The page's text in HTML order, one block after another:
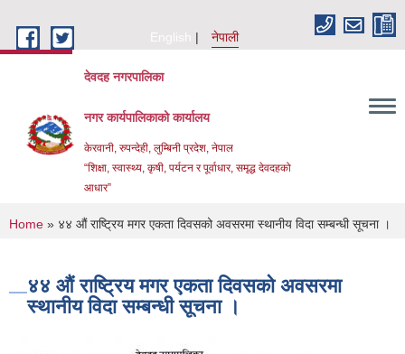
English
नेपाली
देवदह नगरपालिका
नगर कार्यपालिकाको कार्यालय
केरवानी, रुपन्देही, लुम्बिनी प्रदेश, नेपाल
“शिक्षा, स्वास्थ्य, कृषी, पर्यटन र पूर्वाधार, समृद्ध देवदहको
आधार”
You are here
Home » ४४‍ औं राष्ट्रिय मगर एकता दिवसको अवसरमा स्थानीय विदा सम्बन्धी सूचना ।
४४‍ औं राष्ट्रिय मगर एकता दिवसको अवसरमा
स्थानीय विदा सम्बन्धी सूचना ।